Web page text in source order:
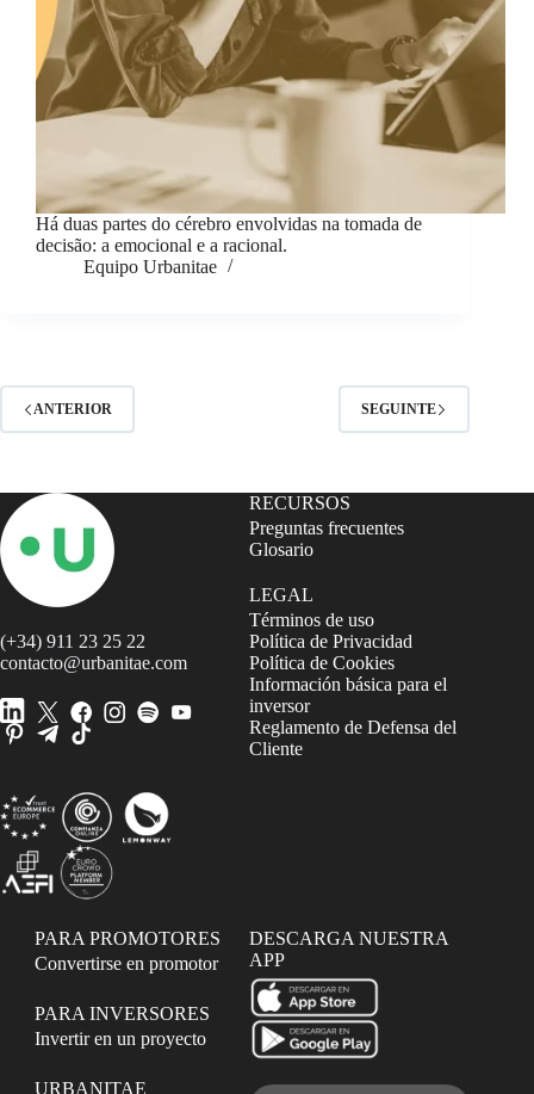
Há duas partes do cérebro envolvidas na tomada de
decisão: a emocional e a racional.
Equipo Urbanitae
ANTERIOR SEGUINTE
(+34) 911 23 25 22
contacto@urbanitae.com
RECURSOS
Preguntas frecuentes
Glosario
LEGAL
Términos de uso
Política de Privacidad
Política de Cookies
Información básica para el
inversor
Reglamento de Defensa del
Cliente
PARA PROMOTORES
Convertirse en promotor
PARA INVERSORES
Invertir en un proyecto
URBANITAE
DESCARGA NUESTRA
APP